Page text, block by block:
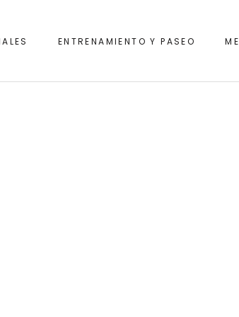
ENTRENAMIENTO Y PASEO